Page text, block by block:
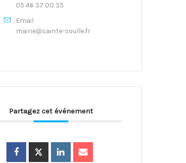
05 46 37 00 35
Email
mairie@sainte-soulle.fr
Partagez cet événement